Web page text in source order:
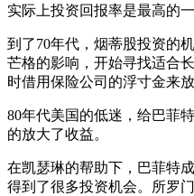
实际上投资回报率是最高的一
到了70年代，烟蒂股投资的
芒格的影响，开始寻找适合
时借用保险公司的浮寸金来放
80年代美国的低迷，给巴菲
的放大了收益。
在凯瑟琳的帮助下，巴菲特
得到了很多投资机会。所罗